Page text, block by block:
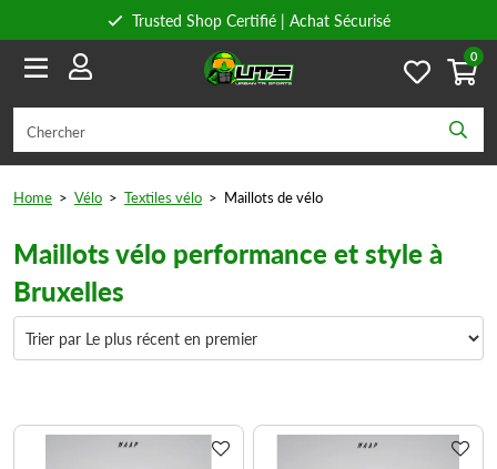
Trusted Shop Certifié | Achat Sécurisé
Conseils personnels
0
Home > Vélo > Textiles vélo > Maillots de vélo
Maillots vélo performance et style à
Bruxelles